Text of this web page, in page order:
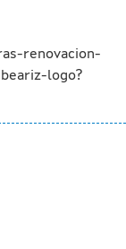
renovacion-
logo?